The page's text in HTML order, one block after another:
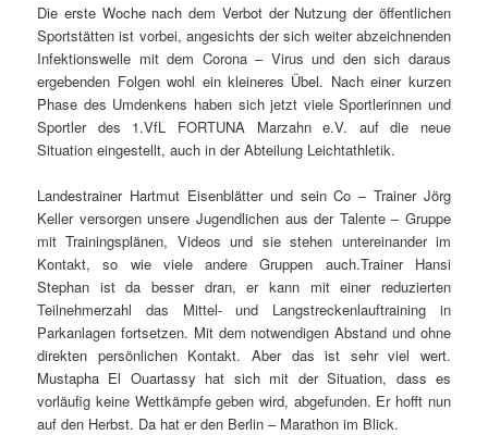
Die erste Woche nach dem Verbot der Nutzung der öffentlichen
Sportstätten ist vorbei, angesichts der sich weiter abzeichnenden
Infektionswelle mit dem Corona – Virus und den sich daraus
ergebenden Folgen wohl ein kleineres Übel. Nach einer kurzen
Phase des Umdenkens haben sich jetzt viele Sportlerinnen und
Sportler des 1.VfL FORTUNA Marzahn e.V. auf die neue
Situation eingestellt, auch in der Abteilung Leichtathletik.
Landestrainer Hartmut Eisenblätter und sein Co – Trainer Jörg
Keller versorgen unsere Jugendlichen aus der Talente – Gruppe
mit Trainingsplänen, Videos und sie stehen untereinander im
Kontakt, so wie viele andere Gruppen auch.Trainer Hansi
Stephan ist da besser dran, er kann mit einer reduzierten
Teilnehmerzahl das Mittel- und Langstreckenlauftraining in
Parkanlagen fortsetzen. Mit dem notwendigen Abstand und ohne
direkten persönlichen Kontakt. Aber das ist sehr viel wert.
Mustapha El Ouartassy hat sich mit der Situation, dass es
vorläufig keine Wettkämpfe geben wird, abgefunden. Er hofft nun
auf den Herbst. Da hat er den Berlin – Marathon im Blick.